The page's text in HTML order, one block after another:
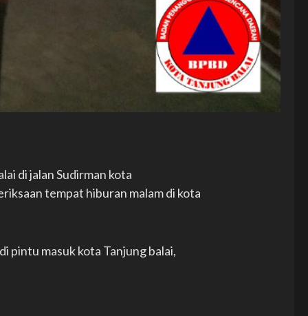
di jalan Sudirman kota
tempat hiburan malam di kota
pintu masuk kota Tanjung balai,